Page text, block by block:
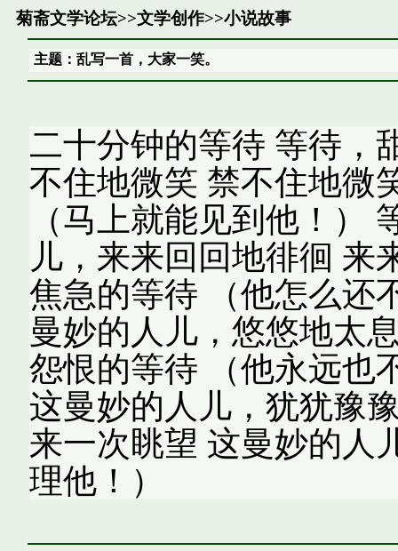
菊斋文学论坛>>文学创作>>小说故事
主题：乱写一首，大家一笑。
二十分钟的等待 等待，
不住地微笑 禁不住地微
（马上就能见到他！）
儿，来来回回地徘徊 来
焦急的等待 （他怎么还
曼妙的人儿，悠悠地太
怨恨的等待 （他永远也
这曼妙的人儿，犹犹豫
来一次眺望 这曼妙的人
理他！）